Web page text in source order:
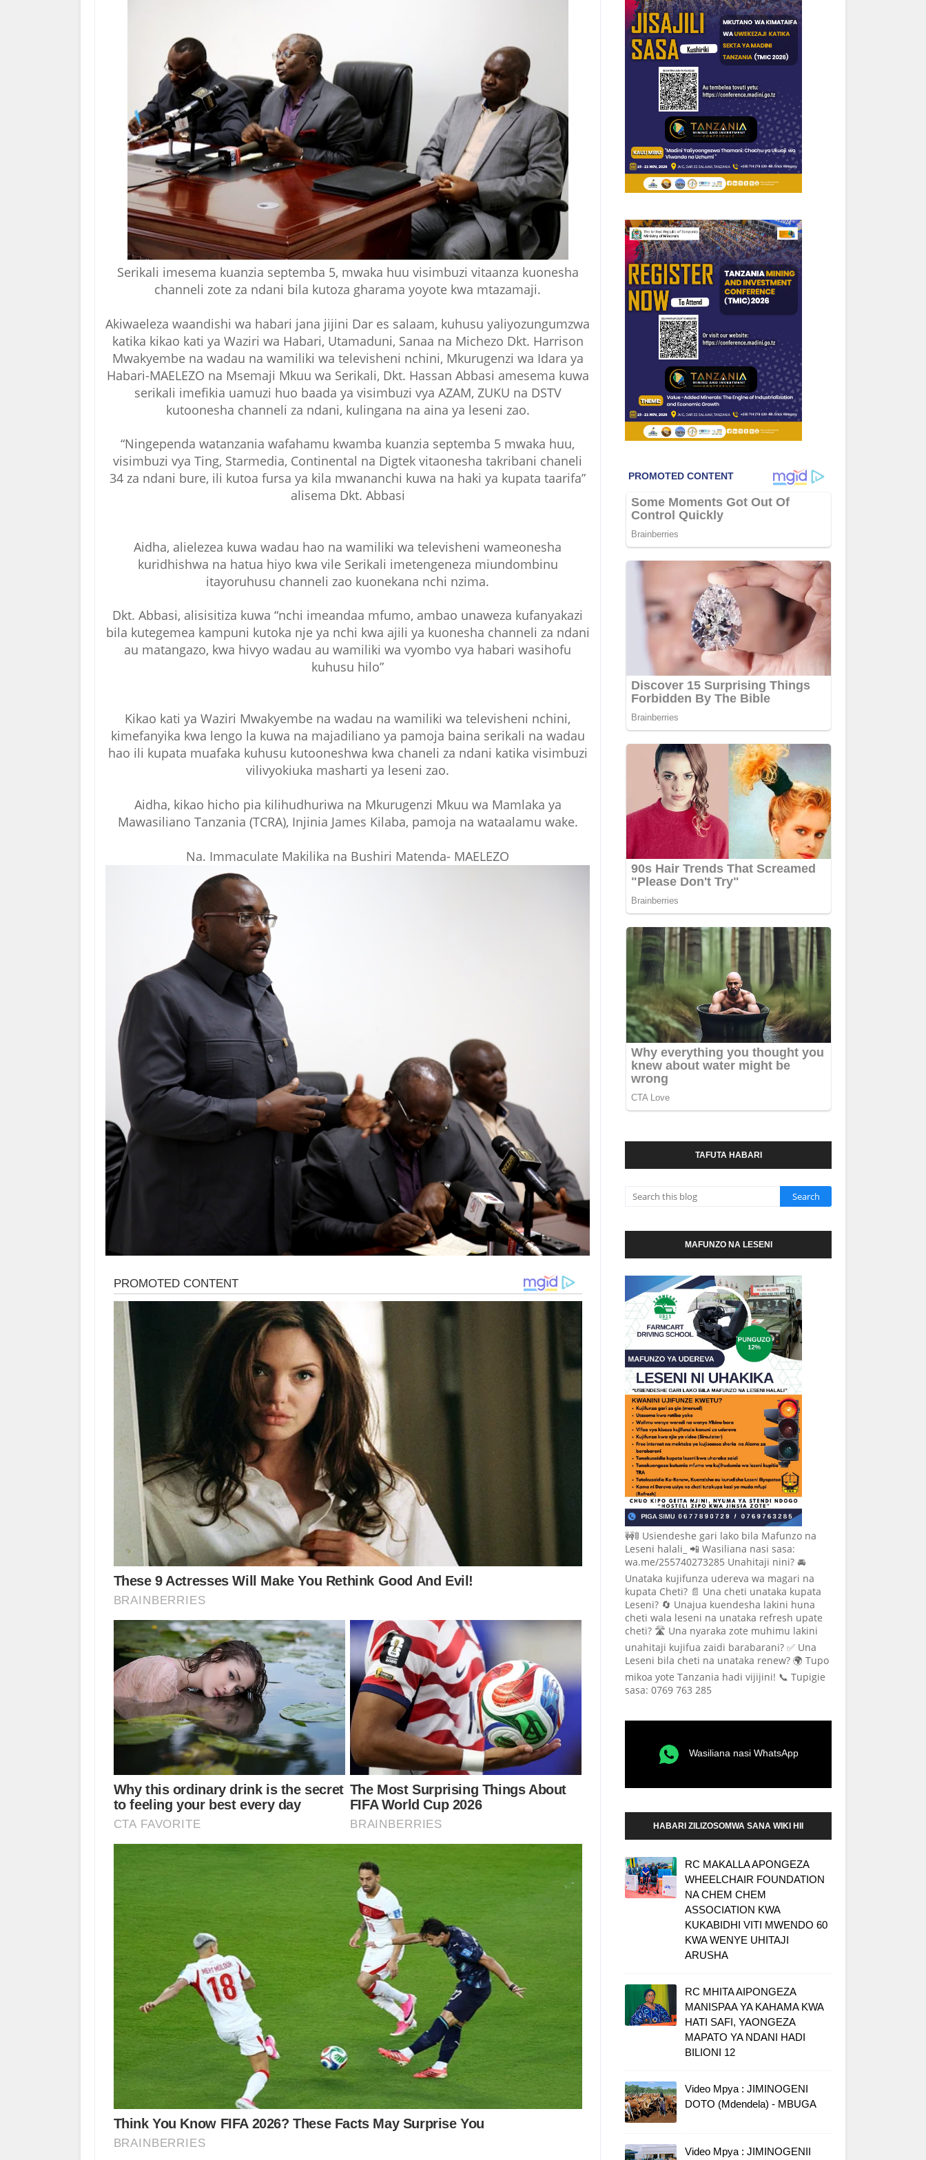
Serikali imesema kuanzia septemba 5, mwaka huu visimbuzi vitaanza kuonesha
channeli zote za ndani bila kutoza gharama yoyote kwa mtazamaji.
Akiwaeleza waandishi wa habari jana jijini Dar es salaam, kuhusu yaliyozungumzwa
katika kikao kati ya Waziri wa Habari, Utamaduni, Sanaa na Michezo Dkt. Harrison
Mwakyembe na wadau na wamiliki wa televisheni nchini, Mkurugenzi wa Idara ya
Habari-MAELEZO na Msemaji Mkuu wa Serikali, Dkt. Hassan Abbasi amesema kuwa
serikali imefikia uamuzi huo baada ya visimbuzi vya AZAM, ZUKU na DSTV
kutoonesha channeli za ndani, kulingana na aina ya leseni zao.
“Ningependa watanzania wafahamu kwamba kuanzia septemba 5 mwaka huu,
visimbuzi vya Ting, Starmedia, Continental na Digtek vitaonesha takribani chaneli
34 za ndani bure, ili kutoa fursa ya kila mwananchi kuwa na haki ya kupata taarifa”
alisema Dkt. Abbasi
Aidha, alielezea kuwa wadau hao na wamiliki wa televisheni wameonesha
kuridhishwa na hatua hiyo kwa vile Serikali imetengeneza miundombinu
itayoruhusu channeli zao kuonekana nchi nzima.
Dkt. Abbasi, alisisitiza kuwa “nchi imeandaa mfumo, ambao unaweza kufanyakazi
bila kutegemea kampuni kutoka nje ya nchi kwa ajili ya kuonesha channeli za ndani
au matangazo, kwa hivyo wadau au wamiliki wa vyombo vya habari wasihofu
kuhusu hilo”
Kikao kati ya Waziri Mwakyembe na wadau na wamiliki wa televisheni nchini,
kimefanyika kwa lengo la kuwa na majadiliano ya pamoja baina serikali na wadau
hao ili kupata muafaka kuhusu kutooneshwa kwa chaneli za ndani katika visimbuzi
vilivyokiuka masharti ya leseni zao.
Aidha, kikao hicho pia kilihudhuriwa na Mkurugenzi Mkuu wa Mamlaka ya
Mawasiliano Tanzania (TCRA), Injinia James Kilaba, pamoja na wataalamu wake.
Na. Immaculate Makilika na Bushiri Matenda- MAELEZO
TAFUTA HABARI
MAFUNZO NA LESENI
🚧🚦 Usiendeshe gari lako bila Mafunzo na
Leseni halali_ 📲 Wasiliana nasi sasa:
wa.me/255740273285 Unahitaji nini? 🚘
Unataka kujifunza udereva wa magari na
kupata Cheti? 📄 Una cheti unataka kupata
Leseni? 🔄 Unajua kuendesha lakini huna
cheti wala leseni na unataka refresh upate
cheti? 🛣️ Una nyaraka zote muhimu lakini
unahitaji kujifua zaidi barabarani? ✅ Una
Leseni bila cheti na unataka renew? 🌍 Tupo
mikoa yote Tanzania hadi vijijini! 📞 Tupigie
sasa: 0769 763 285
Wasiliana nasi WhatsApp
HABARI ZILIZOSOMWA SANA WIKI HII
RC MAKALLA APONGEZA
WHEELCHAIR FOUNDATION
NA CHEM CHEM
ASSOCIATION KWA
KUKABIDHI VITI MWENDO 60
KWA WENYE UHITAJI
ARUSHA
RC MHITA AIPONGEZA
MANISPAA YA KAHAMA KWA
HATI SAFI, YAONGEZA
MAPATO YA NDANI HADI
BILIONI 12
Video Mpya : JIMINOGENI
DOTO (Mdendela) - MBUGA
Video Mpya : JIMINOGENII